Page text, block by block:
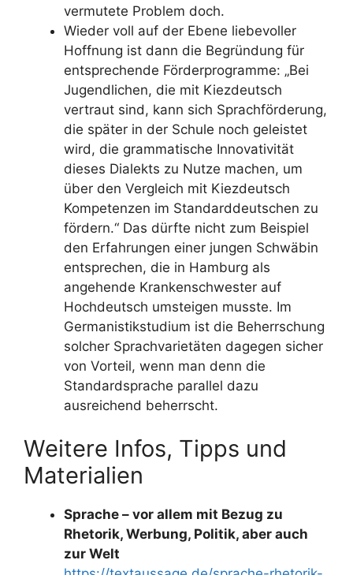
vermutete Problem doch.
Wieder voll auf der Ebene liebevoller
Hoffnung ist dann die Begründung für
entsprechende Förderprogramme: „Bei
Jugendlichen, die mit Kiezdeutsch
vertraut sind, kann sich Sprachförderung,
die später in der Schule noch geleistet
wird, die grammatische Innovativität
dieses Dialekts zu Nutze machen, um
über den Vergleich mit Kiezdeutsch
Kompetenzen im Standarddeutschen zu
fördern.“ Das dürfte nicht zum Beispiel
den Erfahrungen einer jungen Schwäbin
entsprechen, die in Hamburg als
angehende Krankenschwester auf
Hochdeutsch umsteigen musste. Im
Germanistikstudium ist die Beherrschung
solcher Sprachvarietäten dagegen sicher
von Vorteil, wenn man denn die
Standardsprache parallel dazu
ausreichend beherrscht.
Weitere Infos, Tipps und
Materialien
Sprache – vor allem mit Bezug zu
Rhetorik, Werbung, Politik, aber auch
zur Welt